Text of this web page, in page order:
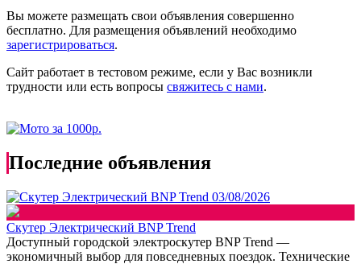
Вы можете размещать свои объявления совершенно
бесплатно. Для размещения объявлений необходимо
зарегистрироваться.
Сайт работает в тестовом режиме, если у Вас возникли
трудности или есть вопросы свяжитесь с нами.
Последние объявления
03/08/2026
Скутер Электрический BNP Trend
Доступный городской электроскутер BNP Trend —
экономичный выбор для повседневных поездок. Технические